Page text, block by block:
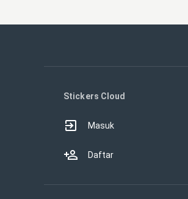
Stickers Cloud
Masuk
Daftar